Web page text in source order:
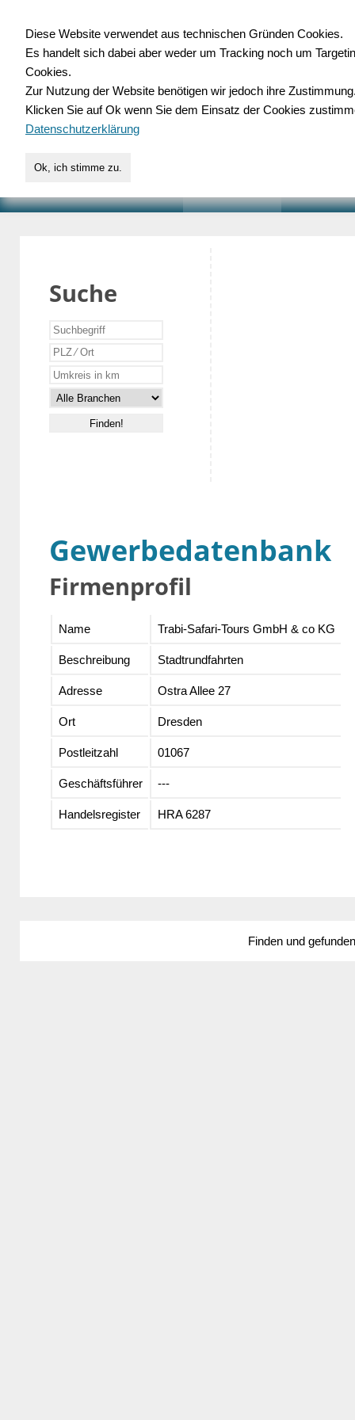
für Handwerk,
Suche
Gewerbedatenbank
Firmenprofil
Name Trabi-Safari-Tours GmbH & co KG
Beschreibung Stadtrundfahrten
Adresse Ostra Allee 27
Ort Dresden
Postleitzahl 01067
Geschäftsführer ---
Handelsregister HRA 6287
Finden und
Diese Website verwendet aus technischen Gründen Cookies.
Es handelt sich dabei aber weder um Tracking noch um
Cookies.
Zur Nutzung der Website benötigen wir jedoch ihre
Klicken Sie auf Ok wenn Sie dem Einsatz der Cookies
Datenschutzerklärung
Ok, ich stimme zu.